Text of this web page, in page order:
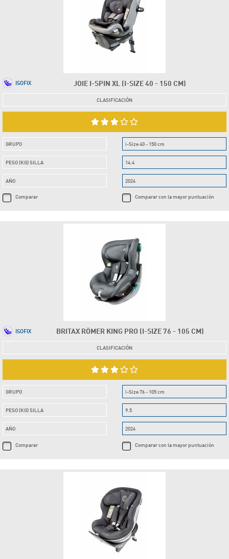
JOIE I-SPIN XL (I-SIZE 40 - 150 CM)
ISOFIX
CLASIFICACIÓN
GRUPO
PESO (KG) SILLA
AÑO
Comparar
i-Size 40 - 150 cm
14.4
2024
Comparar con la mayor puntuación
BRITAX RÖMER KING PRO (I-SIZE 76 - 105 CM)
ISOFIX
CLASIFICACIÓN
GRUPO
PESO (KG) SILLA
AÑO
Comparar
i-Size 76 - 105 cm
9.5
2024
Comparar con la mayor puntuación